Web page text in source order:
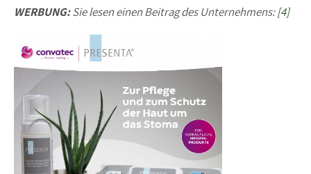
WERBUNG:Sie lesen einen Beitrag des Unternehmens:[4]